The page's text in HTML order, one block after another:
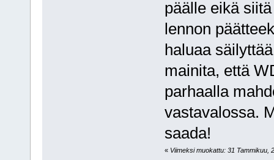
päälle eikä
lennon
haluaa
mainita, että
parhaalla
vastavalossa.
saada!
« Viimeksi muokattu: 31 Tammikuu,